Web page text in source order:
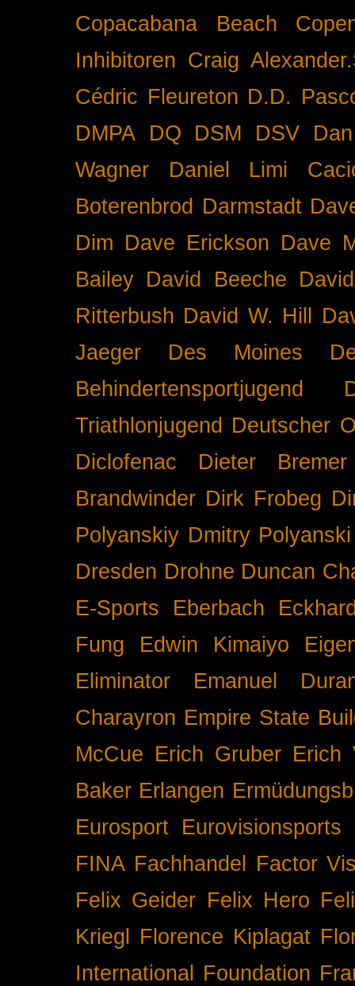
Copacabana Beach
Inhibitoren Craig
Cédric Fleureton D.D.
DMPA
DQ DSM DSV
Wagner
Daniel Limi
Boterenbrod Darmstadt
Dim Dave Erickson Dave
Bailey David Beeche
Ritterbush David W. Hill
Jaeger
Des Moines
Behindertensportjugend
Triathlonjugend Deutscher
Diclofenac
Dieter Bremer
Brandwinder Dirk Frobeg
Polyanskiy Dmitry Polyanski
Dresden Drohne Duncan
E-Sports
Eberbach
Fung
Edwin Kimaiyo
Eliminator
Emanuel
Charayron Empire State
McCue Erich Gruber Erich
Baker Erlangen
Eurosport Eurovisionsports
FINA Fachhandel
Factor
Felix Geider Felix Hero
Kriegl
Florence Kiplagat
International
Foundation